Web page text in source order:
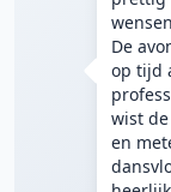
De
op tijd
wist
en